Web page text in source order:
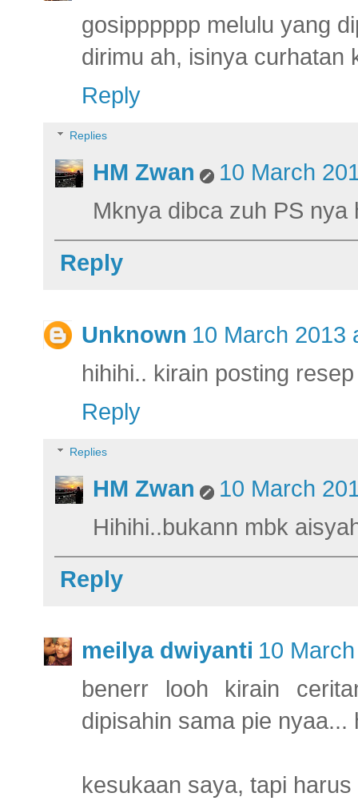
gosipppppp melulu yang
dirimu ah, isinya curhatan
Reply
Replies
HM Zwan
10 March
Mknya dibca zuh PS nya
Reply
Unknown 10 March 2013
hihihi.. kirain posting
Reply
Replies
HM Zwan
10 March
Hihihi..bukann mbk
Reply
meilya dwiyanti 10
benerr looh kirain
dipisahin sama pie
kesukaan saya, tapi